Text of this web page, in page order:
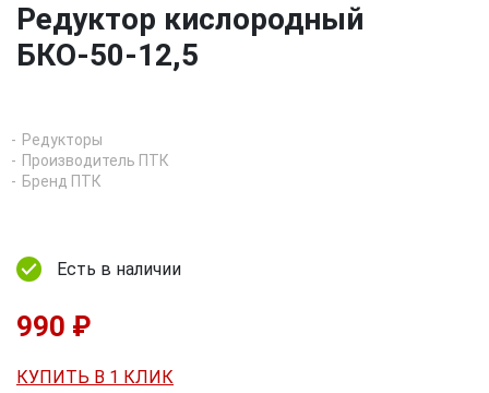
Редуктор кислородный
БКО-50-12,5
Редукторы
Производитель ПТК
Бренд ПТК
Есть в наличии
990 ₽
КУПИТЬ В 1 КЛИК